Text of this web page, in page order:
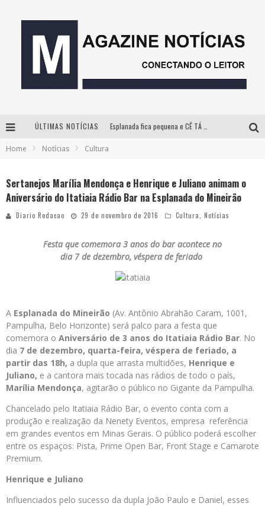
ÚLTIMAS NOTÍCIAS
Hot Wheels Monster Trucks Live™ confirma Belo Horizonte na turnê América do Sul 2027
Home Notícias Cultura
Sertanejos Marília Mendonça e Henrique e Juliano animam o
Aniversário do Itatiaia Rádio Bar na Esplanada do Mineirão
Diario Redacao 29 de novembro de 2016 Cultura Notícias
Festa que comemora 3 anos do bar acontece no
dia 7 de dezembro, véspera de feriado
A Esplanada do Mineirão (Av. Antônio Abrahão Caram, 1001,
Pampulha, Belo Horizonte) será palco para a festa que
comemora o Aniversário de 3 anos do Itatiaia Rádio Bar. No
dia 7 de dezembro, quarta-feira, véspera de feriado, a
partir das 18h, a dupla que arrasta multidões, Henrique e
Juliano, e a cantora mais tocada nas rádios de todo o país,
Marília Mendonça, agitarão o público no Gigante da Pampulha.
Chancelado pelo Itatiaia Rádio Bar, o evento conta com a
produção e realização da Nenety Eventos, empresa referência
em grandes eventos em Minas Gerais. O público poderá escolher
entre os espaços: Pista, Prime Open Bar, Front Stage e Camarote
Premium.
Henrique e Juliano
Influenciados pelo sucesso da dupla João Paulo e Daniel, esses